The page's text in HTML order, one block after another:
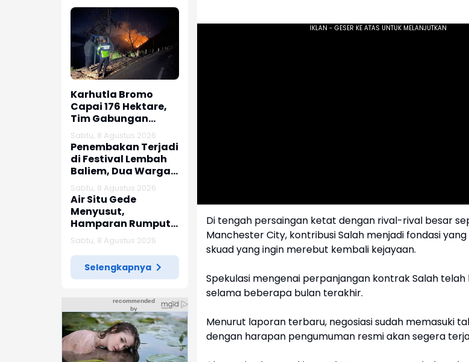
Karhutla Bromo
Capai 176 Hektare,
Tim Gabungan
Perkuat
Pemadaman
Sabtu, 8 Agustus 2026
Penembakan Terjadi
di Festival Lembah
Baliem, Dua Warga
Luka
Sabtu, 8 Agustus 2026
Air Situ Gede
Menyusut,
Hamparan Rumput
Jadi Daya Tarik
Wisatawan
Sabtu, 8 Agustus 2026
Selengkapnya
Di tengah persaingan ketat dengan rival-rival besar
Manchester City, kontribusi Salah menjadi fondasi
skuad yang ingin merebut kembali kejayaan.
Spekulasi mengenai perpanjangan kontrak Salah
selama beberapa bulan terakhir.
Menurut laporan terbaru, negosiasi sudah memasuki
dengan harapan pengumuman resmi akan segera